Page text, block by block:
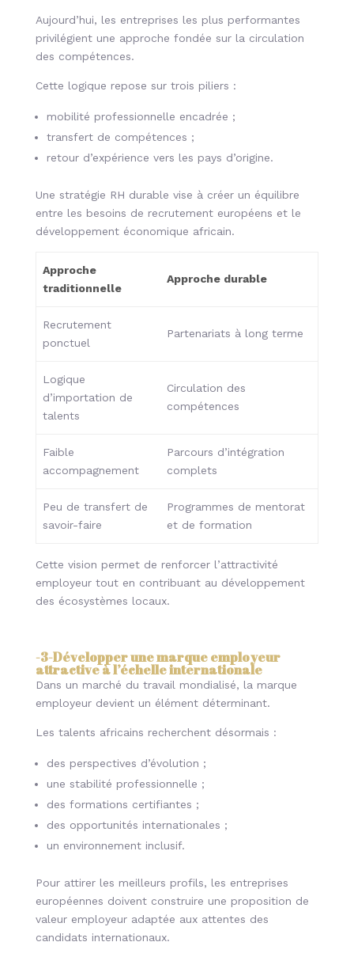
Aujourd’hui, les entreprises les plus performantes
privilégient une approche fondée sur la circulation
des compétences.
Cette logique repose sur trois piliers :
mobilité professionnelle encadrée ;
transfert de compétences ;
retour d’expérience vers les pays d’origine.
Une stratégie RH durable vise à créer un équilibre
entre les besoins de recrutement européens et le
développement économique africain.
Approche
traditionnelle
Approche durable
Recrutement
ponctuel
Partenariats à long terme
Logique
d’importation de
talents
Circulation des
compétences
Faible
accompagnement
Parcours d’intégration
complets
Peu de transfert de
savoir-faire
Programmes de mentorat
et de formation
Cette vision permet de renforcer l’attractivité
employeur tout en contribuant au développement
des écosystèmes locaux.
-3-Développer une marque employeur
attractive à l’échelle internationale
Dans un marché du travail mondialisé, la marque
employeur devient un élément déterminant.
Les talents africains recherchent désormais :
des perspectives d’évolution ;
une stabilité professionnelle ;
des formations certifiantes ;
des opportunités internationales ;
un environnement inclusif.
Pour attirer les meilleurs profils, les entreprises
européennes doivent construire une proposition de
valeur employeur adaptée aux attentes des
candidats internationaux.